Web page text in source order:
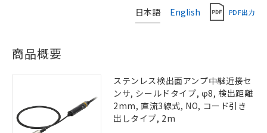
日本語 English PDF出力
商品概要
ステンレス検出面アンプ中継近接セ
ンサ, シールドタイプ, φ8, 検出距離
2mm, 直流3線式, NO, コード引き
出しタイプ, 2m